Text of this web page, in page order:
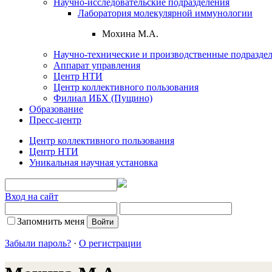
Лаборатория молекулярной иммунологии
Мохина М.А.
Научно-технические и производственные
Аппарат управления
Центр НТИ
Центр коллективного пользования
Филиал ИБХ (Пущино)
Образование
Пресс-центр
Центр коллективного пользования
Центр НТИ
Уникальная научная установка
Вход на сайт
Запомнить меня
Забыли пароль? · О регистрации